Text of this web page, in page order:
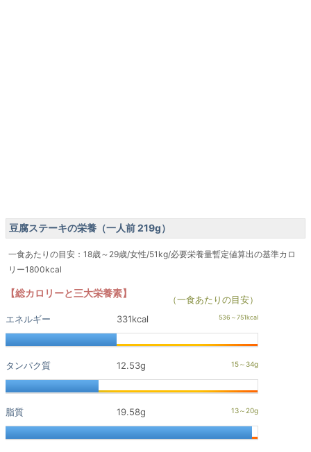
豆腐ステーキの栄養（一人前 219g）
一食あたりの目安：18歳～29歳/女性/51kg/必要栄養量暫定値算出の基準カロ
リー1800kcal
【総カロリーと三大栄養素】
（一食あたりの目安）
エネルギー
331kcal
タンパク質 12.53g
脂質 19.58g